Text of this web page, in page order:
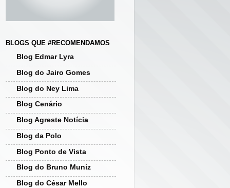
BLOGS QUE #RECOMENDAMOS
Blog Edmar Lyra
Blog do Jairo Gomes
Blog do Ney Lima
Blog Cenário
Blog Agreste Notícia
Blog da Polo
Blog Ponto de Vista
Blog do Bruno Muniz
Blog do César Mello